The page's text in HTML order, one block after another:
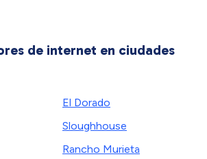
de internet en ciudades
El Dorado
Sloughhouse
Rancho Murieta